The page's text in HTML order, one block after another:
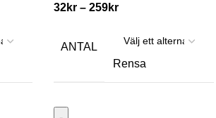
32kr – 259kr
ANTAL
Rensa